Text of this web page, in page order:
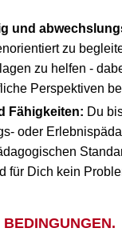
und
zu
zu helfen -
Perspektiven
Fähigkeiten: Du
oder
für Dich kein